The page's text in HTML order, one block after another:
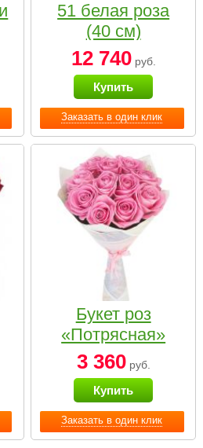
Заказать в один клик
51 белая роза
(40 см)
12 740руб.
Купить
Заказать в один клик
Букет роз
«Потрясная»
3 360руб.
Купить